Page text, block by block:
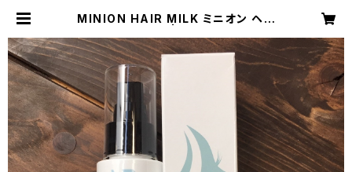
MINION HAIR MILK ミニオン ヘア
インショップ